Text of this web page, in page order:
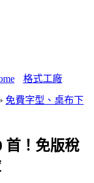
格式工廠
免費字型、桌布下
首！免版稅